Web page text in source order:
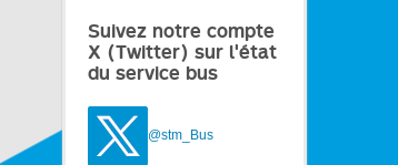
Suivez notre compte
X (Twitter) sur l'état
du service bus
@stm_Bus